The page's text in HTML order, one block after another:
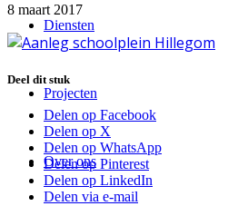
Diensten
Projecten
Over ons
8 maart 2017
Deel dit stuk
Delen op Facebook
Delen op X
Delen op WhatsApp
Delen op Pinterest
Delen op LinkedIn
Delen via e-mail